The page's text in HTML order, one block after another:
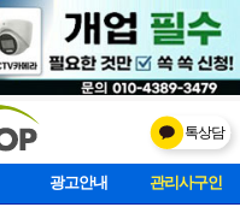
톡상담
광고안내 마사지클럽